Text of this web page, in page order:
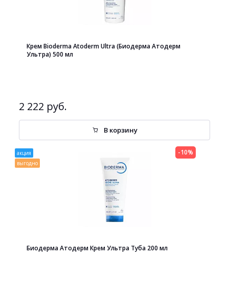
Крем Bioderma Atoderm Ultra (Биодерма Атодерм
Ультра) 500 мл
2 222 руб.
В корзину
акция
выгодно
Биодерма Атодерм Крем Ультра Туба 200 мл
-10%